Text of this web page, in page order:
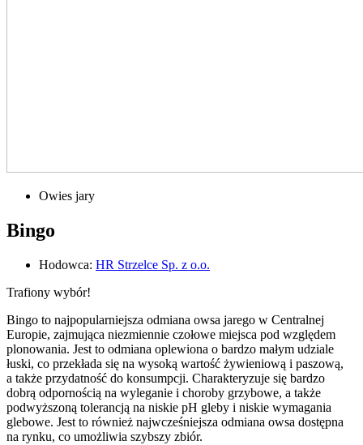
Owies jary
Bingo
Hodowca: HR Strzelce Sp. z o.o.
Trafiony wybór!
Bingo to najpopularniejsza odmiana owsa jarego w Centralnej
Europie, zajmująca niezmiennie czołowe miejsca pod względem
plonowania. Jest to odmiana oplewiona o bardzo małym udziale
łuski, co przekłada się na wysoką wartość żywieniową i paszową,
a także przydatność do konsumpcji. Charakteryzuje się bardzo
dobrą odpornością na wyleganie i choroby grzybowe, a także
podwyższoną tolerancją na niskie pH gleby i niskie wymagania
glebowe. Jest to również najwcześniejsza odmiana owsa dostępna
na rynku, co umożliwia szybszy zbiór.